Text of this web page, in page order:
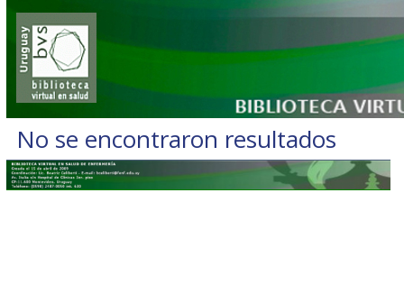
No se encontraron resultados